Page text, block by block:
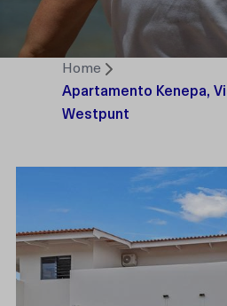
Home
Apartamento Kenepa,
Westpunt